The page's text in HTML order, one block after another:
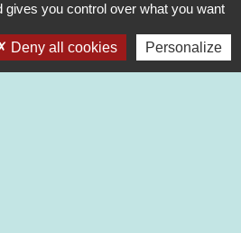
du 19 septembre 2022
you control over what you want
Deny all cookies Personalize